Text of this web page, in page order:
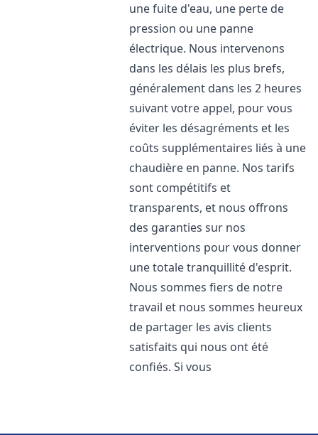
une fuite d'eau, une perte de
pression ou une panne
électrique. Nous intervenons
dans les délais les plus brefs,
généralement dans les 2 heures
suivant votre appel, pour vous
éviter les désagréments et les
coûts supplémentaires liés à une
chaudière en panne. Nos tarifs
sont compétitifs et
transparents, et nous offrons
des garanties sur nos
interventions pour vous donner
une totale tranquillité d'esprit.
Nous sommes fiers de notre
travail et nous sommes heureux
de partager les avis clients
satisfaits qui nous ont été
confiés. Si vous